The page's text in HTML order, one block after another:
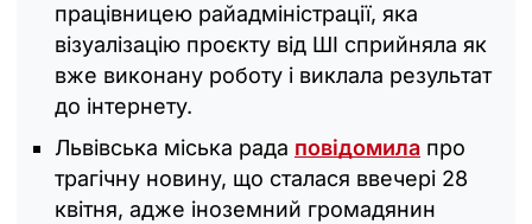
працівницею райадміністрації, яка
візуалізацію проєкту від ШІ сприйняла як
вже виконану роботу і виклала результат
до інтернету.
Львівська міська рада повідомила про
трагічну новину, що сталася ввечері 28
квітня, адже іноземний громадянин